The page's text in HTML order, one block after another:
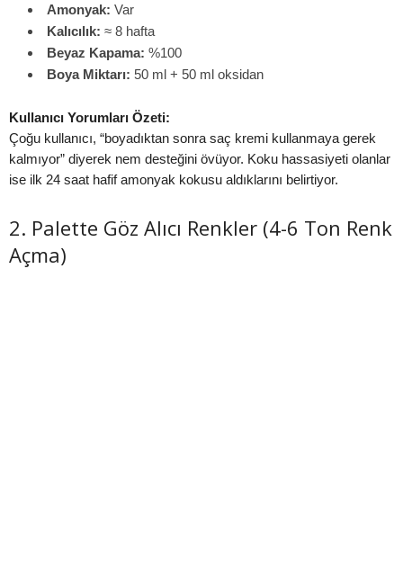
Amonyak: Var
Kalıcılık: ≈ 8 hafta
Beyaz Kapama: %100
Boya Miktarı: 50 ml + 50 ml oksidan
Kullanıcı Yorumları Özeti:
Çoğu kullanıcı, “boyadıktan sonra saç kremi kullanmaya gerek
kalmıyor” diyerek nem desteğini övüyor. Koku hassasiyeti olanlar
ise ilk 24 saat hafif amonyak kokusu aldıklarını belirtiyor.
2. Palette Göz Alıcı Renkler (4-6 Ton Renk
Açma)